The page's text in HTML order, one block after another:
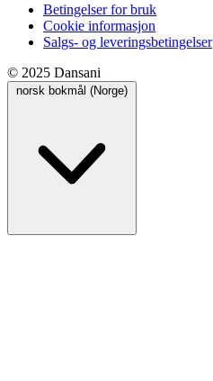
Betingelser for bruk
Cookie informasjon
Salgs- og leveringsbetingelser
© 2025 Dansani
norsk bokmål (Norge)